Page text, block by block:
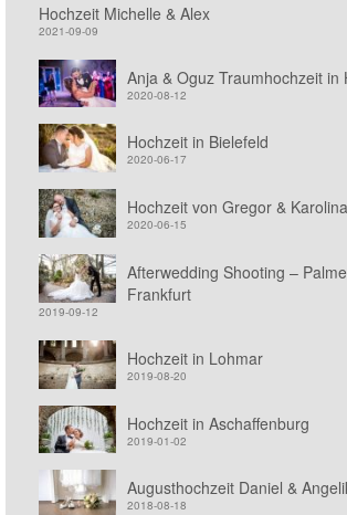
Hochzeit Michelle & Alex
2021-09-09
Anja & Oguz Traumhochzeit in
2020-08-12
Hochzeit in Bielefeld
2020-06-17
Hochzeit von Gregor & Karolina
2020-06-15
Afterwedding Shooting –
Frankfurt
2019-09-12
Hochzeit in Lohmar
2019-08-20
Hochzeit in Aschaffenburg
2019-01-02
Augusthochzeit Daniel &
2018-08-18